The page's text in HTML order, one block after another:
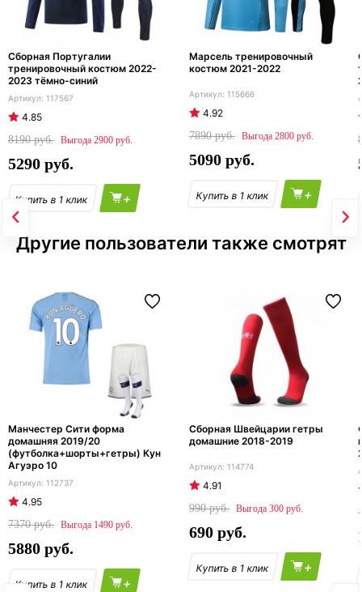
Сборная Португалии
тренировочный костюм 2022-
2023 тёмно-синий
117567
4.85
8190
2900
5290
+
Марсель тренировочный
костюм 2021-2022
115666
4.92
7890
2800
5090
+
Другие пользователи также смотрят
Манчестер Сити форма
домашняя 2019/20
(футболка+шорты+гетры) Кун
Агуэро 10
112737
4.95
7370
1490
5880
+
Сборная Швейцарии гетры
домашние 2018-2019
114774
4.91
990
300
690
+